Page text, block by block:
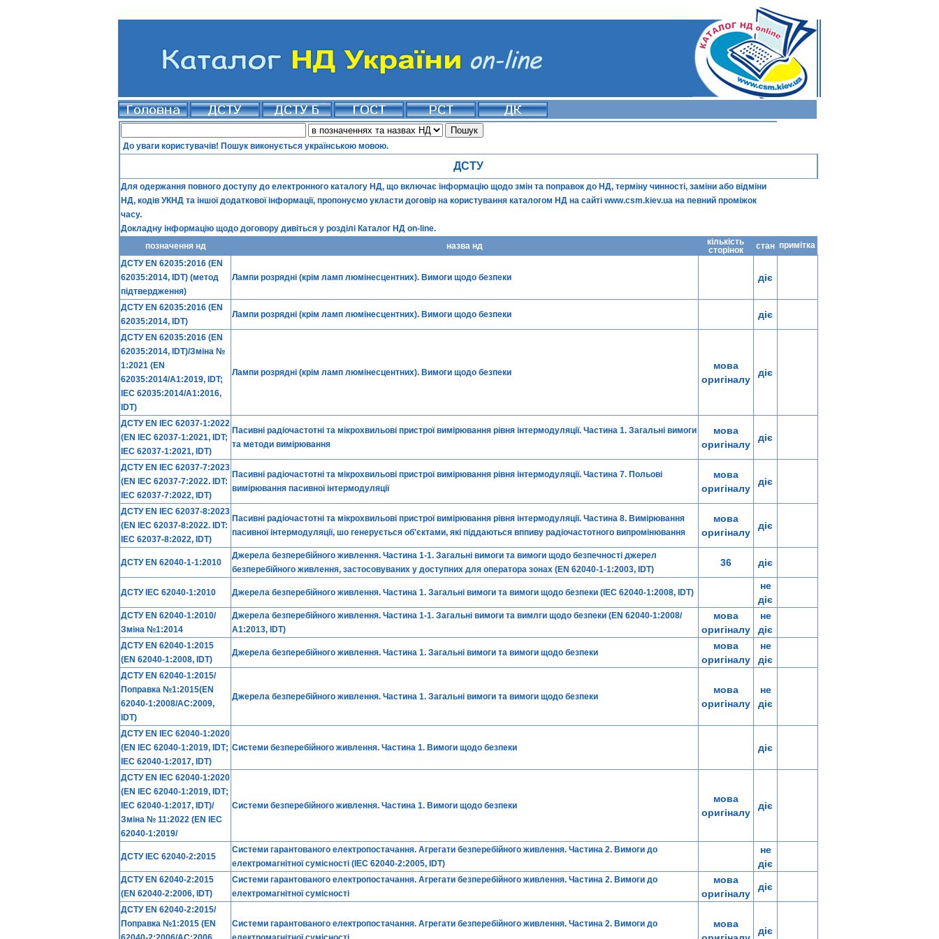
До уваги користувачів! Пошук виконується українською мовою.
ДСТУ
Для одержання повного доступу до електронного каталогу НД, що включає інформацію щодо змін та поправок до НД, терміну чинності, заміни або відміни
НД, кодів УКНД та іншої додаткової інформації, пропонуємо укласти договір на користування каталогом НД на сайті www.csm.kiev.ua на певний проміжок
часу.
Докладну інформацію щодо договору дивіться у розділі Каталог НД on-line.
позначення нд
назва нд
кількість
сторінок
стан примітка
ДСТУ EN 62035:2016 (EN
62035:2014, IDT) (метод
підтвердження)
Лампи розрядні (крім ламп люмінесцентних). Вимоги щодо безпеки діє
ДСТУ EN 62035:2016 (EN
62035:2014, IDT)
Лампи розрядні (крім ламп люмінесцентних). Вимоги щодо безпеки діє
ДСТУ EN 62035:2016 (EN
62035:2014, IDT)/Зміна №
1:2021 (EN
62035:2014/A1:2019, IDT;
IEC 62035:2014/A1:2016,
IDT)
Лампи розрядні (крім ламп люмінесцентних). Вимоги щодо безпеки
мова
оригіналу
діє
ДСТУ EN IEC 62037-1:2022
(EN IEC 62037-1:2021, IDT;
IEC 62037-1:2021, IDT)
Пасивні радіочастотні та мікрохвильові пристрої вимірювання рівня інтермодуляції. Частина 1. Загальні вимоги
та методи вимірювання
мова
оригіналу
діє
ДСТУ EN ІЕС 62037-7:2023
(EN ІЕС 62037-7:2022. IDT:
ІЕС 62037-7:2022, IDT)
Пасивні радіочастотні та мікрохвильові пристрої вимірювання рівня інтермодуляції. Частина 7. Польові
вимірювання пасивної інтермодуляції
мова
оригіналу
діє
ДСТУ EN ІЕС 62037-8:2023
(EN ІЕС 62037-8:2022. IDT:
ІЕС 62037-8:2022, IDT)
Пасивні радіочастотні та мікрохвильові пристрої вимірювання рівня інтермодуляції. Частина 8. Вимірювання
пасивної інтермодуляції, шо генерується об'єктами, які піддаються вппиву радіочастотного випромінювання
мова
оригіналу
діє
ДСТУ EN 62040-1-1:2010
Джерела безперебійного живлення. Частина 1-1. Загальні вимоги та вимоги щодо безпечності джерел
безперебійного живлення, застосовуваних у доступних для оператора зонах (EN 62040-1-1:2003, IDT)
36 діє
ДСТУ IEC 62040-1:2010 Джерела безперебійного живлення. Частина 1. Загальні вимоги та вимоги щодо безпеки (IEC 62040-1:2008, IDT)
не
діє
ДСТУ EN 62040-1:2010/
Зміна №1:2014
Джерела безперебійного живлення. Частина 1-1. Загальні вимоги та вимлги щодо безпеки (EN 62040-1:2008/
А1:2013, IDT)
мова
оригіналу
не
діє
ДСТУ EN 62040-1:2015
(EN 62040-1:2008, IDT)
Джерела безперебійного живлення. Частина 1. Загальні вимоги та вимоги щодо безпеки
мова
оригіналу
не
діє
ДСТУ EN 62040-1:2015/
Поправка №1:2015(EN
62040-1:2008/AC:2009,
IDT)
Джерела безперебійного живлення. Частина 1. Загальні вимоги та вимоги щодо безпеки
мова
оригіналу
не
діє
ДСТУ EN IEC 62040-1:2020
(EN IEC 62040-1:2019, IDТ;
ІЕС 62040-1:2017, IDТ)
Системи безперебійного живлення. Частина 1. Вимоги щодо безпеки діє
ДСТУ EN IEC 62040-1:2020
(EN IEC 62040-1:2019, IDТ;
ІЕС 62040-1:2017, IDТ)/
Зміна № 11:2022 (EN IEC
62040-1:2019/
Системи безперебійного живлення. Частина 1. Вимоги щодо безпеки
мова
оригіналу
діє
ДСТУ ІЕС 62040-2:2015
Системи гарантованого електропостачання. Агрегати безперебійного живлення. Частина 2. Вимоги до
електромагнітної сумісності (ІЕС 62040-2:2005, IDT)
не
діє
ДСТУ EN 62040-2:2015
(EN 62040-2:2006, IDT)
Системи гарантованого електропостачання. Агрегати безперебійного живлення. Частина 2. Вимоги до
електромагнітної сумісності
мова
оригіналу
діє
ДСТУ EN 62040-2:2015/
Поправка №1:2015 (EN
Системи гарантованого електропостачання. Агрегати безперебійного живлення. Частина 2. Вимоги до
мова
діє